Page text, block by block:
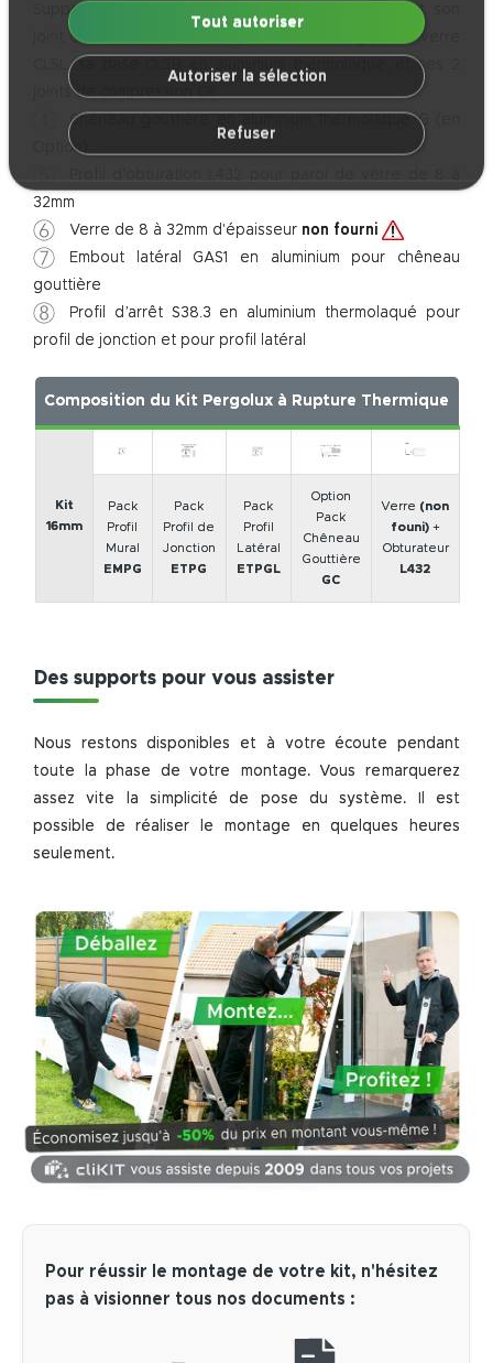
Tout autoriser
Autoriser la sélection
Refuser
Support latéral TPHL en aluminium thermolaqué et son
joint de support C31, son clip latéral à serrage pour verre
CLSL, sa base CLSB en aluminium thermolaqué, et ses 2
joints de compression C8
Chêneau gouttière en aluminium thermolaqué G (en
Option)
32mm
Verre de 8 à 32mm d'épaisseur non fourni
Embout latéral GAS1 en aluminium pour chêneau
gouttière
Profil d’arrêt S38.3 en aluminium thermolaqué pour
profil de jonction et pour profil latéral
Composition du Kit Pergolux à Rupture Thermique
Kit
16mm
Pack
Profil
Mural
EMPG
Pack
Profil de
Jonction
ETPG
Pack
Profil
Latéral
ETPGL
Option
Pack
Chêneau
Gouttière
GC
Verre (non
founi)+
Obturateur
L432
Des supports pour vous assister
Nous restons disponibles et à votre écoute pendant
toute la phase de votre montage. Vous remarquerez
assez vite la simplicité de pose du système. Il est
possible de réaliser le montage en quelques heures
seulement.
Pour réussir le montage de votre kit, n'hésitez
pas à visionner tous nos documents :